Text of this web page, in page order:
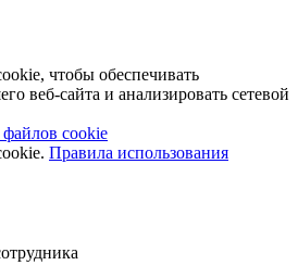
чтобы обеспечивать
веб-сайта и анализировать сетевой
cookie
Правила использования